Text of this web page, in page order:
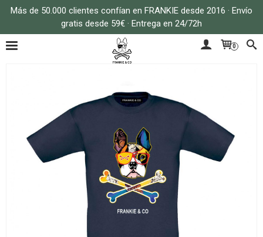
Más de 50.000 clientes confían en FRANKIE desde 2016 · Envío
gratis desde 59€ · Entrega en 24/72h
0